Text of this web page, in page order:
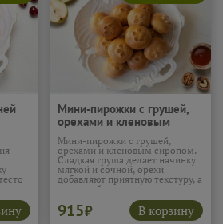
Мини-пирожки с грушей,
орехами и кленовым
сиропом 300 г (10шт)
Мини-пирожки с грушей,
орехами и кленовым сиропом.
Сладкая груша делает начинку
мягкой и сочной, орехи
добавляют приятную текстуру, а
кленовый сироп раскрывается
лёгкими карамельными
нотками. Очень уютное
сочетание для неспешного
915₽ В корзину